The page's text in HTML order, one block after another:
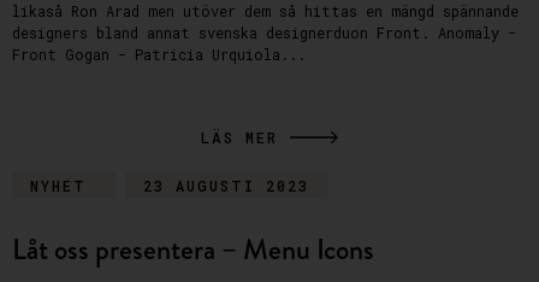
likaså Ron Arad men utöver dem så hittas en mängd spännande
designers bland annat svenska designerduon Front. Anomaly -
Front Gogan - Patricia Urquiola...
LÄS MER
NYHET 23 AUGUSTI 2023
Låt oss presentera – Menu Icons